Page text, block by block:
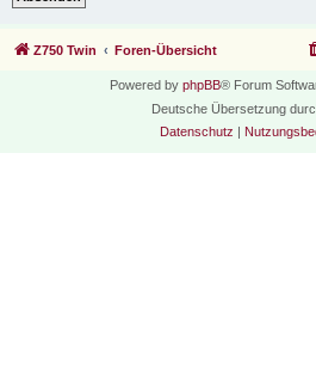
Z750 Twin Foren-Übersicht
Powered by phpBB® Forum
Deutsche Übersetzung
Datenschutz |